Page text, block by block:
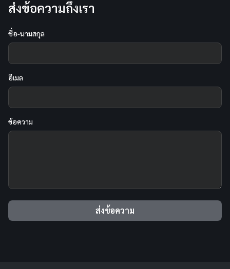
ส่งข้อความถึงเรา
ชื่อ-นามสกุล
อีเมล
ข้อความ
ส่งข้อความ